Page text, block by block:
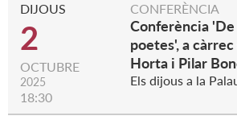
DIJOUS
2
OCTUBRE
2025
18:30
CONFERÈNCIA
Conferència
poetes', a
Horta i Pilar
Els dijous a la